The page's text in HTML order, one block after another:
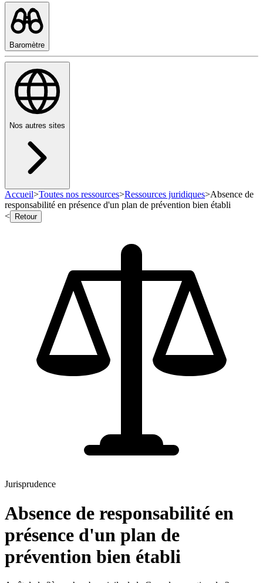
Baromètre
Nos autres sites
Accueil>Toutes nos ressources>Ressources juridiques>Absence de
responsabilité en présence d'un plan de prévention bien établi
<
Retour
Jurisprudence
Absence de responsabilité en
présence d'un plan de
prévention bien établi